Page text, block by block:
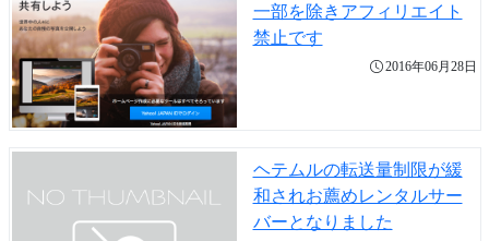
一部を除きアフィリエイト
禁止です
2016年06月28日
ヘテムルの転送量制限が緩
和されお薦めレンタルサー
バーとなりました